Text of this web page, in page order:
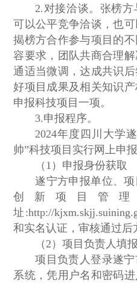
2.对接洽谈。张榜
可以公平竞争洽谈，也
揭榜方合作参与项目的
容要求，团队共商合理
通适当微调，达成共识
好项目成果及相关知识
申报科技项目一项。
3.申报程序。
2024年度四川大学
帅”科技项目实行网上申报
（1）申报身份获取
遂宁方申报单位、
创新项目管
址:http://
和实名认证，审核通过后
（2）项目负责人填报
项目负责人登录遂
系统，凭用户名和密码